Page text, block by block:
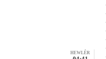
HEWLÊR